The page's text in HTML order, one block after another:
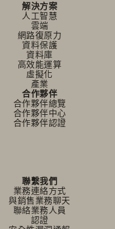
解決方案
人工智慧
雲端
網路復原力
資料保護
資料庫
高效能運算
虛擬化
產業
合作夥伴
合作夥伴總覽
合作夥伴中心
合作夥伴認證
聯繫我們
業務連絡方式
與銷售業務聊天
聯絡業務人員
認證